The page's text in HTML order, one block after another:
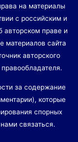
на материалы
с российским и
авторском праве и
материалов сайта
авторского
за содержание
которые
спорных
связаться.